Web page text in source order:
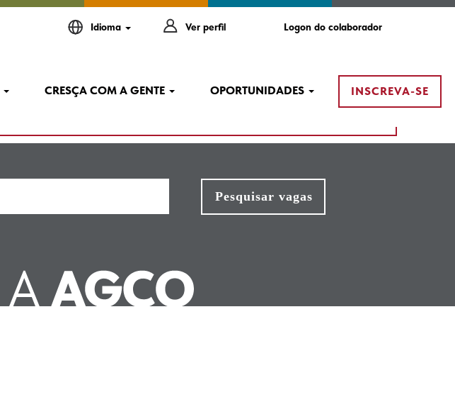
Idioma Ver perfil Logon do colaborador
CRESÇA COM A GENTE OPORTUNIDADES INSCREVA-SE